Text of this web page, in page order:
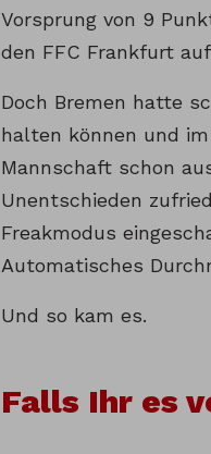
Vorsprung von 9
den FFC Frankfurt
Doch Bremen hatte
halten können und
Mannschaft schon
Unentschieden
Freakmodus
Automatisches
Und so kam es.
Falls Ihr es